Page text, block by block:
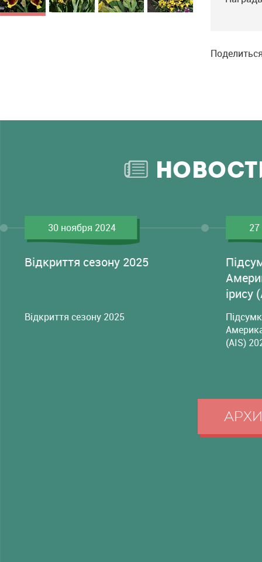
30 ноября 2024
Відкриття сезону 2025
Відкриття сезону 2025
ірису
(AIS)